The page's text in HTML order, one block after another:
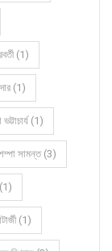
(1)
(1)
ভট্টাচার্য (1)
সামন্ত (3)
(1)